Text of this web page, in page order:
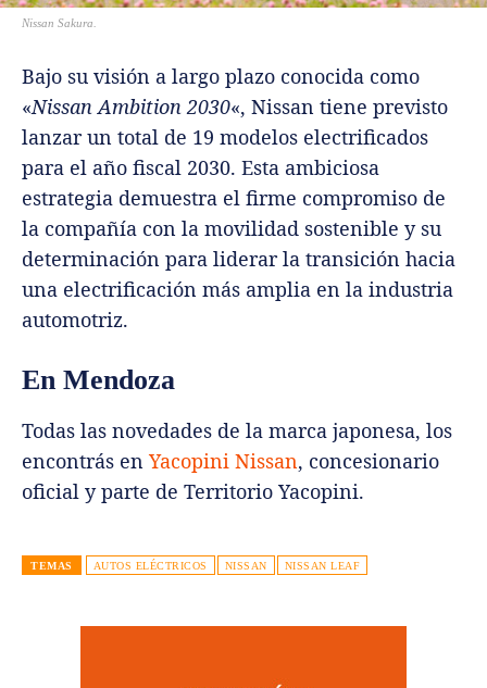
Nissan Sakura.
Bajo su visión a largo plazo conocida como
«Nissan Ambition 2030«, Nissan tiene previsto
lanzar un total de 19 modelos electrificados
para el año fiscal 2030. Esta ambiciosa
estrategia demuestra el firme compromiso de
la compañía con la movilidad sostenible y su
determinación para liderar la transición hacia
una electrificación más amplia en la industria
automotriz.
En Mendoza
Todas las novedades de la marca japonesa, los
encontrás en Yacopini Nissan, concesionario
oficial y parte de Territorio Yacopini.
TEMAS AUTOS ELÉCTRICOS NISSAN NISSAN LEAF